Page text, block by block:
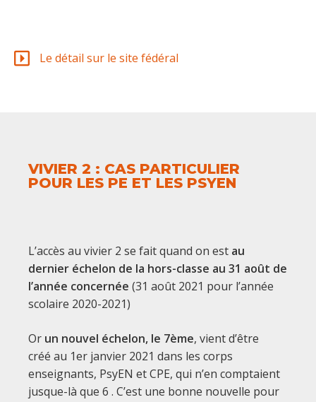
Le détail sur le site fédéral
VIVIER 2 : CAS PARTICULIER
POUR LES PE ET LES PSYEN
L’accès au vivier 2 se fait quand on est au
dernier échelon de la hors-classe au 31 août de
l’année concernée (31 août 2021 pour l’année
scolaire 2020-2021)
Or un nouvel échelon, le 7ème, vient d’être
créé au 1er janvier 2021 dans les corps
enseignants, PsyEN et CPE, qui n’en comptaient
jusque-là que 6 . C’est une bonne nouvelle pour